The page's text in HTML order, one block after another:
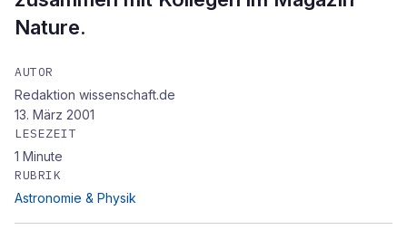
Nature.
AUTOR
Redaktion wissenschaft.de
13. März 2001
LESEZEIT
1 Minute
RUBRIK
Astronomie & Physik